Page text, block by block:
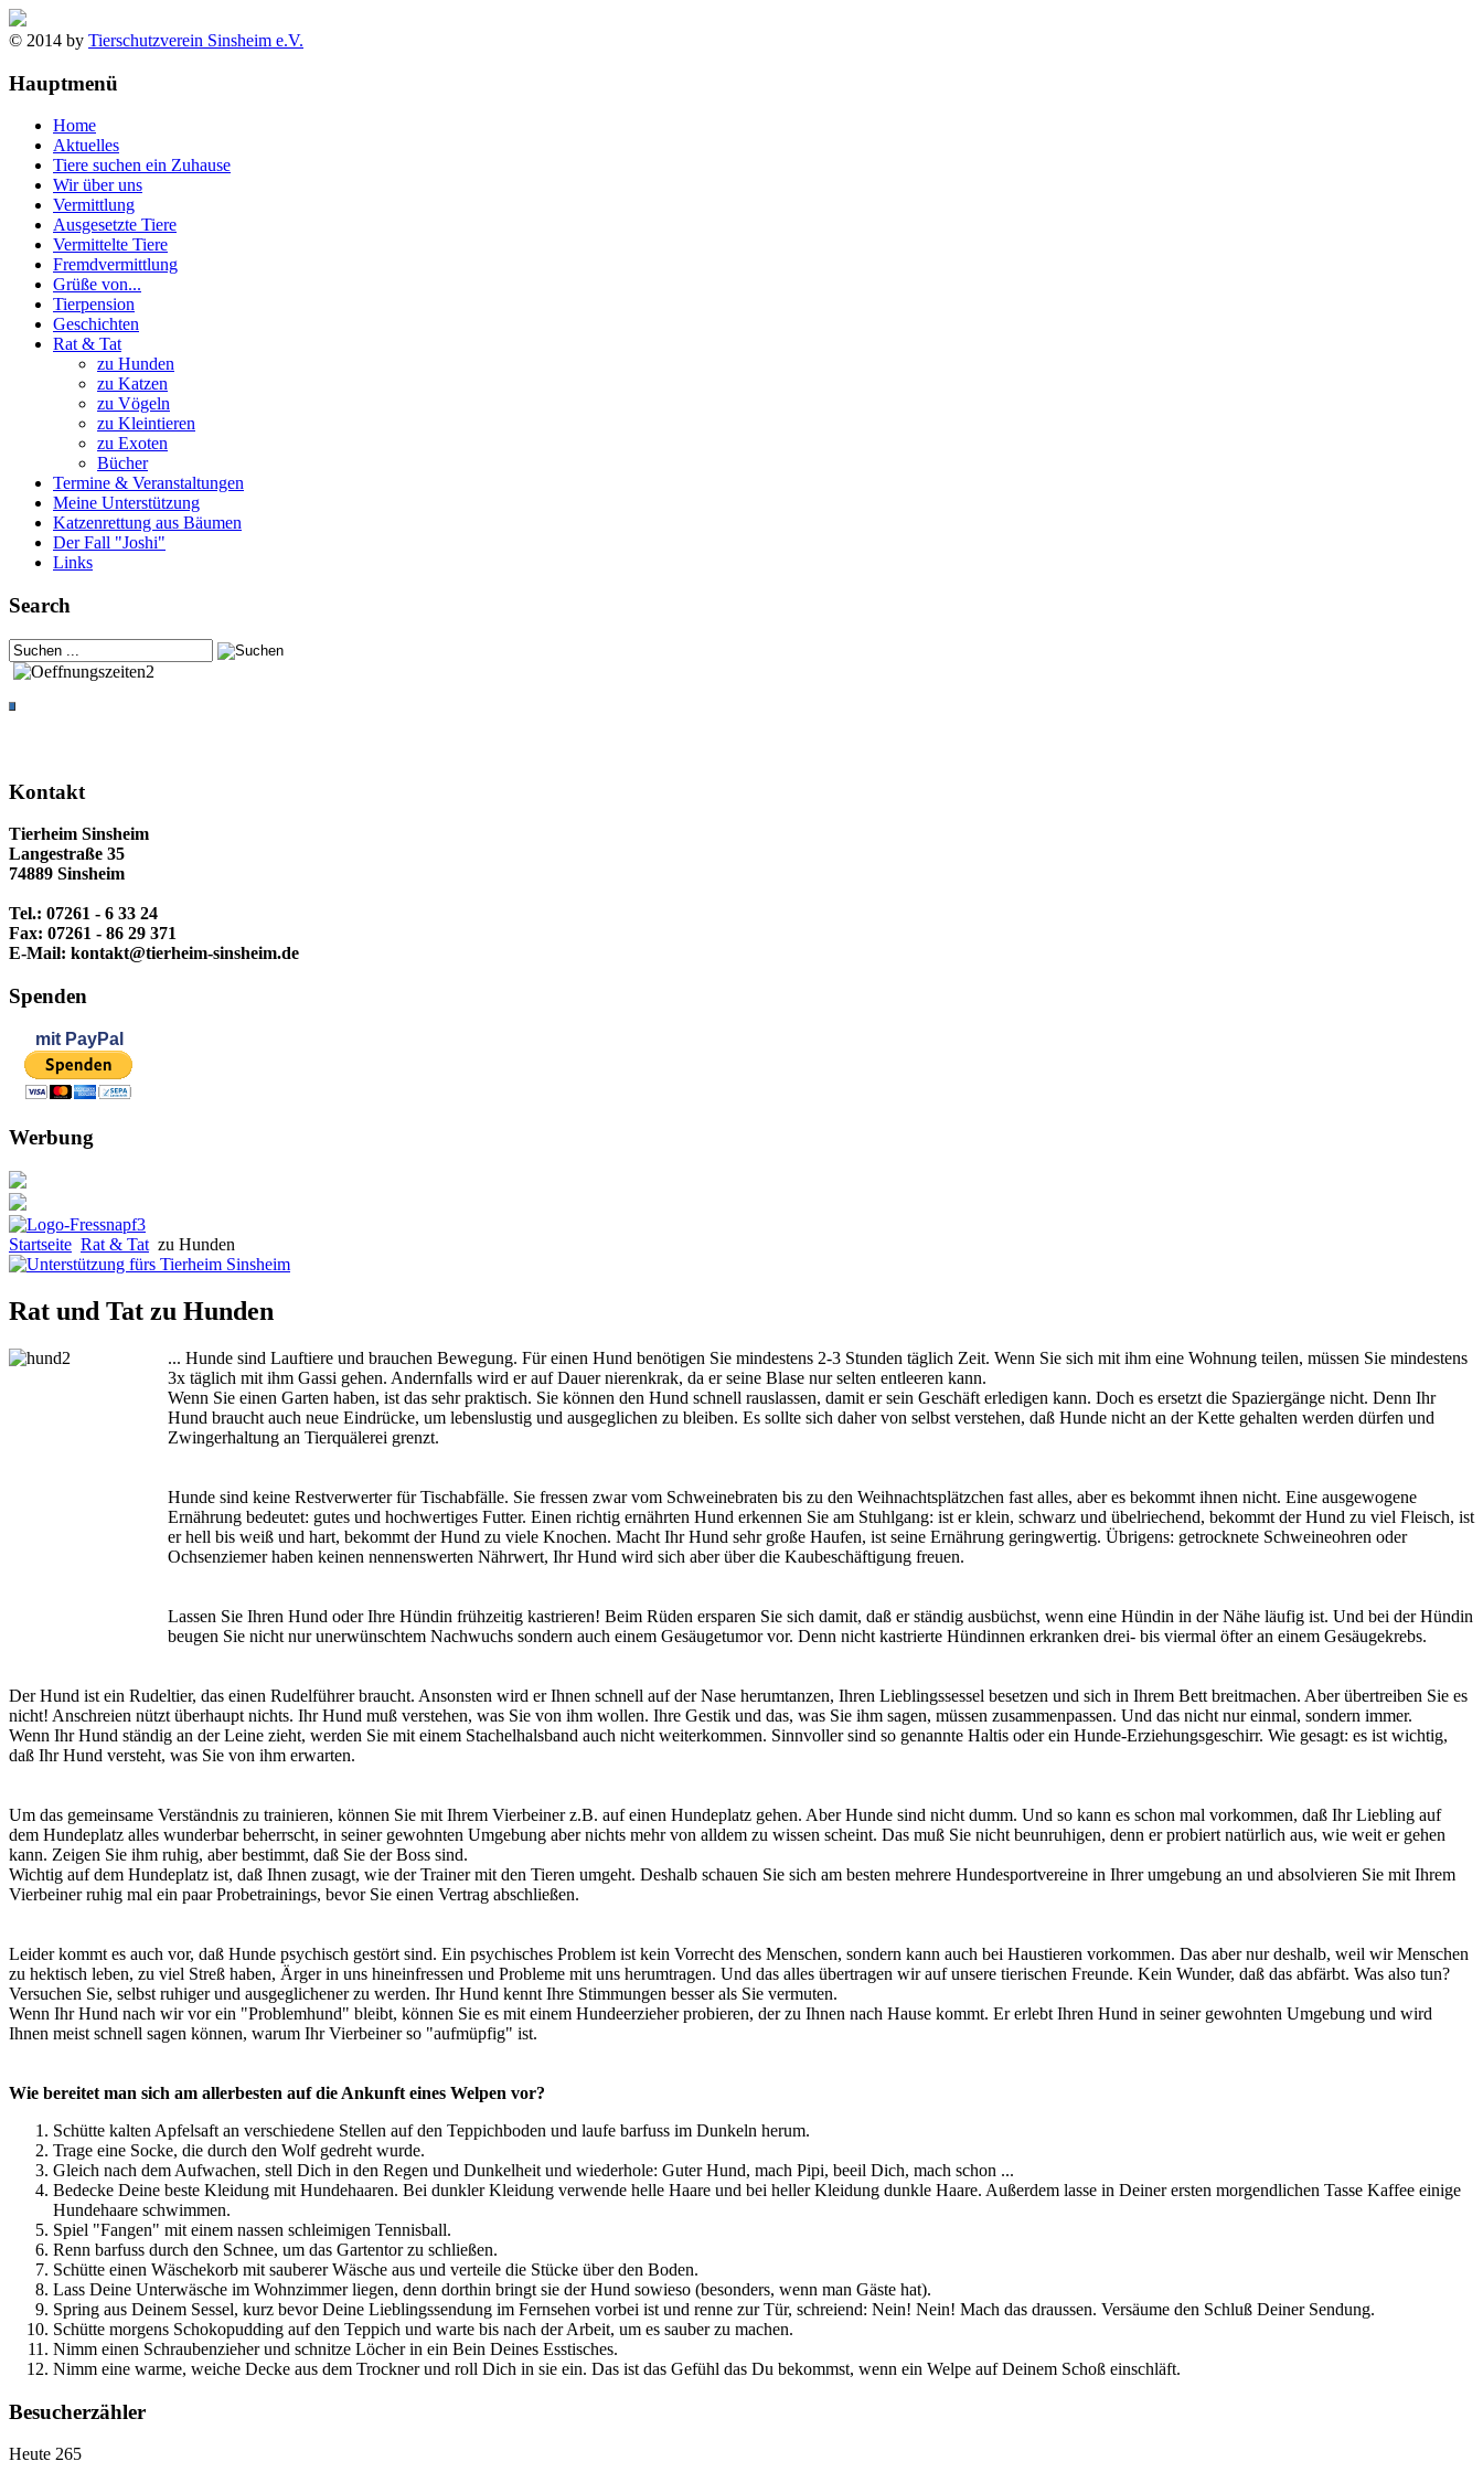
© 2014 by Tierschutzverein Sinsheim e.V.
Hauptmenü
Home
Aktuelles
Tiere suchen ein Zuhause
Wir über uns
Vermittlung
Ausgesetzte Tiere
Vermittelte Tiere
Fremdvermittlung
Grüße von...
Tierpension
Geschichten
Rat & Tat
zu Hunden
zu Katzen
zu Vögeln
zu Kleintieren
zu Exoten
Bücher
Termine & Veranstaltungen
Meine Unterstützung
Katzenrettung aus Bäumen
Der Fall "Joshi"
Links
Search
Kontakt
Tierheim Sinsheim
Langestraße 35
74889 Sinsheim
Tel.: 07261 - 6 33 24
Fax: 07261 - 86 29 371
E-Mail: kontakt@tierheim-sinsheim.de
Spenden
mit PayPal
Werbung
Startseite Rat & Tat zu Hunden
Rat und Tat zu Hunden
... Hunde sind Lauftiere und brauchen Bewegung. Für einen Hund benötigen Sie mindestens 2-3 Stunden täglich Zeit. Wenn Sie sich mit ihm eine Wohnung teilen, müssen Sie mindestens
3x täglich mit ihm Gassi gehen. Andernfalls wird er auf Dauer nierenkrak, da er seine Blase nur selten entleeren kann.
Wenn Sie einen Garten haben, ist das sehr praktisch. Sie können den Hund schnell rauslassen, damit er sein Geschäft erledigen kann. Doch es ersetzt die Spaziergänge nicht. Denn Ihr
Hund braucht auch neue Eindrücke, um lebenslustig und ausgeglichen zu bleiben. Es sollte sich daher von selbst verstehen, daß Hunde nicht an der Kette gehalten werden dürfen und
Zwingerhaltung an Tierquälerei grenzt.
Hunde sind keine Restverwerter für Tischabfälle. Sie fressen zwar vom Schweinebraten bis zu den Weihnachtsplätzchen fast alles, aber es bekommt ihnen nicht. Eine ausgewogene
Ernährung bedeutet: gutes und hochwertiges Futter. Einen richtig ernährten Hund erkennen Sie am Stuhlgang: ist er klein, schwarz und übelriechend, bekommt der Hund zu viel Fleisch, ist
er hell bis weiß und hart, bekommt der Hund zu viele Knochen. Macht Ihr Hund sehr große Haufen, ist seine Ernährung geringwertig. Übrigens: getrocknete Schweineohren oder
Ochsenziemer haben keinen nennenswerten Nährwert, Ihr Hund wird sich aber über die Kaubeschäftigung freuen.
Lassen Sie Ihren Hund oder Ihre Hündin frühzeitig kastrieren! Beim Rüden ersparen Sie sich damit, daß er ständig ausbüchst, wenn eine Hündin in der Nähe läufig ist. Und bei der Hündin
beugen Sie nicht nur unerwünschtem Nachwuchs sondern auch einem Gesäugetumor vor. Denn nicht kastrierte Hündinnen erkranken drei- bis viermal öfter an einem Gesäugekrebs.
Der Hund ist ein Rudeltier, das einen Rudelführer braucht. Ansonsten wird er Ihnen schnell auf der Nase herumtanzen, Ihren Lieblingssessel besetzen und sich in Ihrem Bett breitmachen. Aber übertreiben Sie es
nicht! Anschreien nützt überhaupt nichts. Ihr Hund muß verstehen, was Sie von ihm wollen. Ihre Gestik und das, was Sie ihm sagen, müssen zusammenpassen. Und das nicht nur einmal, sondern immer.
Wenn Ihr Hund ständig an der Leine zieht, werden Sie mit einem Stachelhalsband auch nicht weiterkommen. Sinnvoller sind so genannte Haltis oder ein Hunde-Erziehungsgeschirr. Wie gesagt: es ist wichtig,
daß Ihr Hund versteht, was Sie von ihm erwarten.
Um das gemeinsame Verständnis zu trainieren, können Sie mit Ihrem Vierbeiner z.B. auf einen Hundeplatz gehen. Aber Hunde sind nicht dumm. Und so kann es schon mal vorkommen, daß Ihr Liebling auf
dem Hundeplatz alles wunderbar beherrscht, in seiner gewohnten Umgebung aber nichts mehr von alldem zu wissen scheint. Das muß Sie nicht beunruhigen, denn er probiert natürlich aus, wie weit er gehen
kann. Zeigen Sie ihm ruhig, aber bestimmt, daß Sie der Boss sind.
Wichtig auf dem Hundeplatz ist, daß Ihnen zusagt, wie der Trainer mit den Tieren umgeht. Deshalb schauen Sie sich am besten mehrere Hundesportvereine in Ihrer umgebung an und absolvieren Sie mit Ihrem
Vierbeiner ruhig mal ein paar Probetrainings, bevor Sie einen Vertrag abschließen.
Leider kommt es auch vor, daß Hunde psychisch gestört sind. Ein psychisches Problem ist kein Vorrecht des Menschen, sondern kann auch bei Haustieren vorkommen. Das aber nur deshalb, weil wir Menschen
zu hektisch leben, zu viel Streß haben, Ärger in uns hineinfressen und Probleme mit uns herumtragen. Und das alles übertragen wir auf unsere tierischen Freunde. Kein Wunder, daß das abfärbt. Was also tun?
Versuchen Sie, selbst ruhiger und ausgeglichener zu werden. Ihr Hund kennt Ihre Stimmungen besser als Sie vermuten.
Wenn Ihr Hund nach wir vor ein "Problemhund" bleibt, können Sie es mit einem Hundeerzieher probieren, der zu Ihnen nach Hause kommt. Er erlebt Ihren Hund in seiner gewohnten Umgebung und wird
Ihnen meist schnell sagen können, warum Ihr Vierbeiner so "aufmüpfig" ist.
Wie bereitet man sich am allerbesten auf die Ankunft eines Welpen vor?
Schütte kalten Apfelsaft an verschiedene Stellen auf den Teppichboden und laufe barfuss im Dunkeln herum.
Trage eine Socke, die durch den Wolf gedreht wurde.
Gleich nach dem Aufwachen, stell Dich in den Regen und Dunkelheit und wiederhole: Guter Hund, mach Pipi, beeil Dich, mach schon ...
Bedecke Deine beste Kleidung mit Hundehaaren. Bei dunkler Kleidung verwende helle Haare und bei heller Kleidung dunkle Haare. Außerdem lasse in Deiner ersten morgendlichen Tasse Kaffee einige
Hundehaare schwimmen.
Spiel "Fangen" mit einem nassen schleimigen Tennisball.
Renn barfuss durch den Schnee, um das Gartentor zu schließen.
Schütte einen Wäschekorb mit sauberer Wäsche aus und verteile die Stücke über den Boden.
Lass Deine Unterwäsche im Wohnzimmer liegen, denn dorthin bringt sie der Hund sowieso (besonders, wenn man Gäste hat).
Spring aus Deinem Sessel, kurz bevor Deine Lieblingssendung im Fernsehen vorbei ist und renne zur Tür, schreiend: Nein! Nein! Mach das draussen. Versäume den Schluß Deiner Sendung.
Schütte morgens Schokopudding auf den Teppich und warte bis nach der Arbeit, um es sauber zu machen.
Nimm einen Schraubenzieher und schnitze Löcher in ein Bein Deines Esstisches.
Nimm eine warme, weiche Decke aus dem Trockner und roll Dich in sie ein. Das ist das Gefühl das Du bekommst, wenn ein Welpe auf Deinem Schoß einschläft.
Besucherzähler
Heute 265